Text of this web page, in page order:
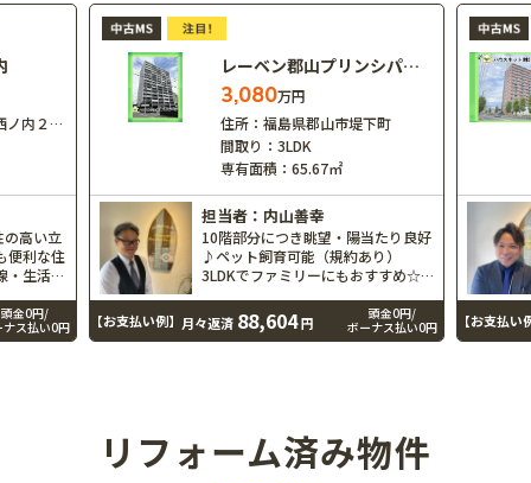
２丁目
の高い立
便利な住
・生活導
区：桃
頭金0円/
ナス払い0円
レーベン郡山プリンシパルタワ…
3,080万円
住所：福島県郡山市堤下町
間取り：3LDK
専有面積：65.67㎡
担当者：内山善幸
10階部分につき眺望・陽当たり良好
♪ペット飼育可能（規約あり）
3LDKでファミリーにもおすすめ☆
業施設が充実した住みやすい環境！
郡山駅まで徒歩14分 【学区：橘小
【お支払い例】 月々返済 88,604円
頭金0円/
ボーナス払い0円
【お支払い
リフォーム済み物件